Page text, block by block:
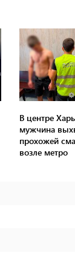
В центре
мужчина
прохожей
возле метро